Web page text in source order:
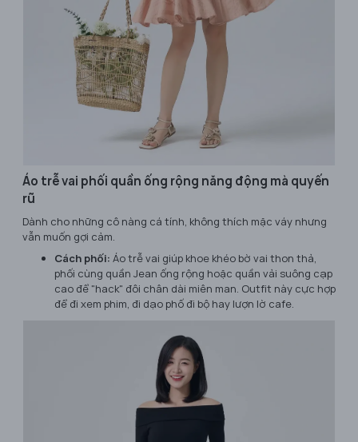
Áo trễ vai phối quần ống rộng năng động mà quyến
rũ
Dành cho những cô nàng cá tính, không thích mặc váy nhưng
vẫn muốn gợi cảm.
Cách phối: Áo trễ vai giúp khoe khéo bờ vai thon thả,
phối cùng quần Jean ống rộng hoặc quần vải suông cạp
cao để "hack" đôi chân dài miên man. Outfit này cực hợp
để đi xem phim, đi dạo phố đi bộ hay lượn lờ cafe.